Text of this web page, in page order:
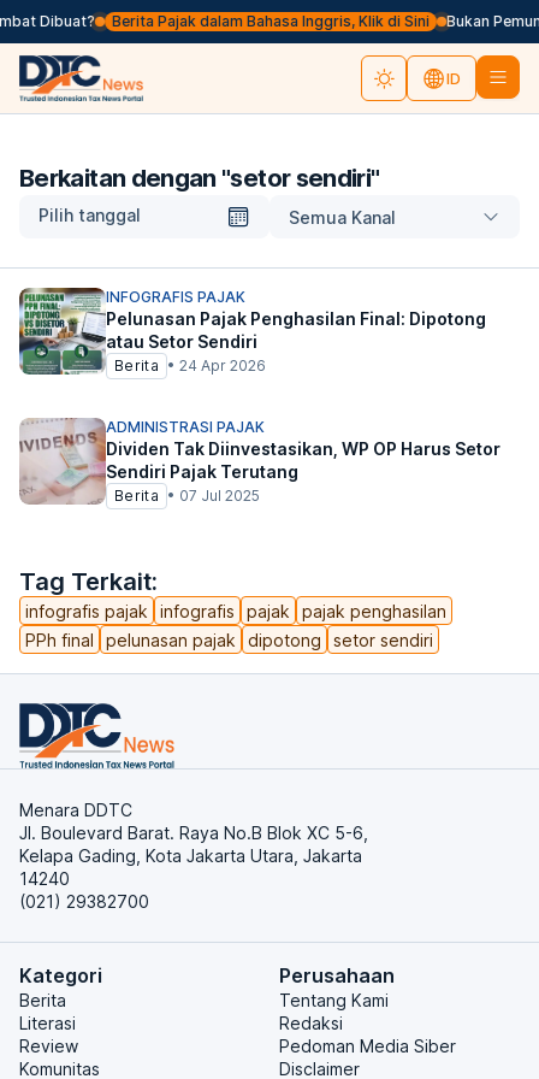
Dibuat? Berita Pajak dalam Bahasa Inggris, Klik di Sini Bukan
ID
Berkaitan dengan "setor sendiri"
Pilih tanggal Semua Kanal
Tag Terkait:
infografis pajak infografis pajak
pajak penghasilan
PPh final
pelunasan pajak dipotong setor sendiri
INFOGRAFIS PAJAK
Pelunasan Pajak Penghasilan Final: Dipotong
atau Setor Sendiri
Berita • 24 Apr 2026
ADMINISTRASI PAJAK
Dividen Tak Diinvestasikan, WP OP Harus Setor
Sendiri Pajak Terutang
Berita • 07 Jul 2025
Menara DDTC
Jl. Boulevard Barat. Raya No.B Blok XC 5-6,
Kelapa Gading, Kota Jakarta Utara, Jakarta
14240
(021) 29382700
Kategori
Berita
Literasi
Review
Komunitas
Perusahaan
Tentang Kami
Redaksi
Pedoman Media Siber
Disclaimer